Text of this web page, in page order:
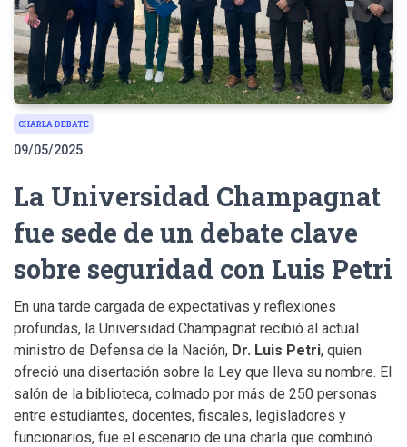
CHARLA DEBATE
09/05/2025
La Universidad Champagnat
fue sede de un debate clave
sobre seguridad con Luis Petri
En una tarde cargada de expectativas y reflexiones
profundas, la Universidad Champagnat recibió al actual
ministro de Defensa de la Nación, Dr. Luis Petri, quien
ofreció una disertación sobre la Ley que lleva su nombre. El
salón de la biblioteca, colmado por más de 250 personas
entre estudiantes, docentes, fiscales, legisladores y
funcionarios, fue el escenario de una charla que combinó